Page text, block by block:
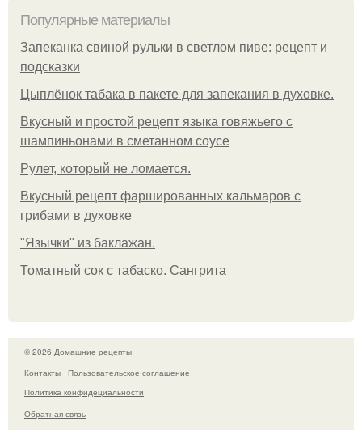
Популярные материалы
Запеканка свиной рульки в светлом пиве: рецепт и
подсказки
Цыплёнок табака в пакете для запекания в духовке.
Вкусный и простой рецепт языка говяжьего с
шампиньонами в сметанном соусе
Рулет, который не ломается.
Вкусный рецепт фаршированных кальмаров с
грибами в духовке
"Язычки" из баклажан.
Томатный сок с табаско. Сангрита
© 2026 Домашние рецепты
Контакты
Пользовательское соглашение
Политика конфидециальности
Обратная связь